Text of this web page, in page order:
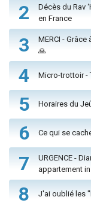
2
Décès du Rav
en France
3
MERCI -
🙏
4 Micro-trottoir -
5 Horaires du
6 Ce qui se
7
URGENCE -
appartement
8 J'ai oublié les